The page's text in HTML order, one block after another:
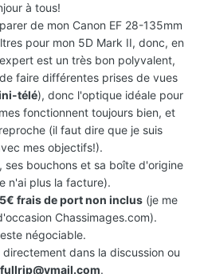
à tous!
de mon Canon EF 28-135mm
pour mon 5D Mark II, donc, en
est un très bon polyvalent,
faire différentes prises de vues
télé), donc l'optique idéale pour
fonctionnent toujours bien, et
(il faut dire que je suis
mes objectifs!).
bouchons et sa boîte d'origine
n'ai plus la facture).
frais de port non inclus(je me
Chassimages.com).
négociable.
dans la discussion ou
fullrip@ymail.com.